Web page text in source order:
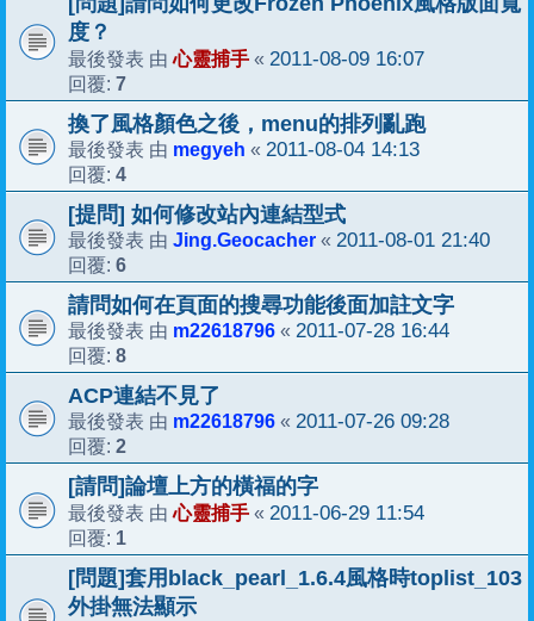
度？
最後發表 由心靈捕手 « 2011-08-09 16:07
回覆: 7
換了風格顏色之後，menu的排列亂跑
最後發表 由 megyeh « 2011-08-04 14:13
回覆: 4
[提問] 如何修改站內連結型式
最後發表 由 Jing.Geocacher « 2011-08-01 21:40
回覆: 6
請問如何在頁面的搜尋功能後面加註文字
最後發表 由 m22618796 « 2011-07-28 16:44
回覆: 8
ACP連結不見了
最後發表 由 m22618796 « 2011-07-26 09:28
回覆: 2
[請問]論壇上方的橫福的字
最後發表 由心靈捕手 « 2011-06-29 11:54
回覆: 1
[問題]套用black_pearl_1.6.4風格時toplist_103
外掛無法顯示